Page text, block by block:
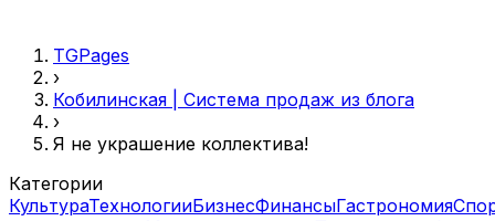
TGPages
›
Кобилинская | Система продаж из блога
›
Я не украшение коллектива!
Категории
КультураТехнологииБизнесФинансыГастрономия